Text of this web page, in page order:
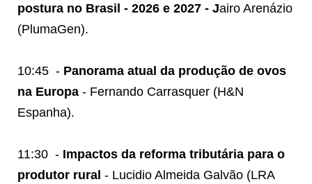
postura no Brasil - 2026 e 2027 - Jairo Arenázio
(PlumaGen).
10:45 - Panorama atual da produção de ovos
na Europa - Fernando Carrasquer (H&N
Espanha).
11:30 - Impactos da reforma tributária para o
produtor rural - Lucidio Almeida Galvão (LRA